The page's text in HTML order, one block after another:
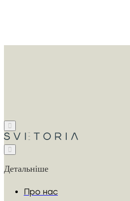
Детальніше
Про нас